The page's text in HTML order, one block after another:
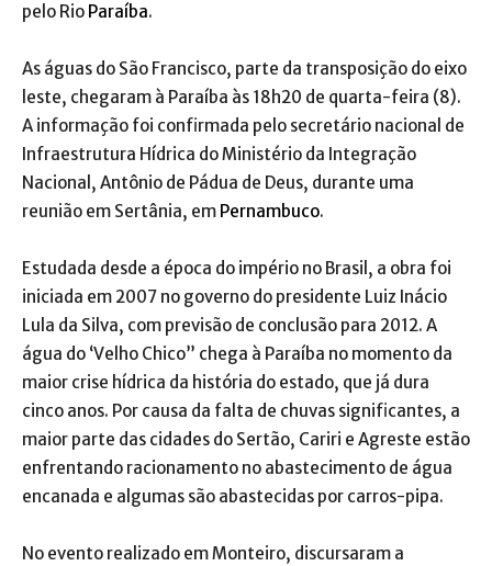
pelo Rio Paraíba.
As águas do São Francisco, parte da transposição do eixo
leste, chegaram à Paraíba às 18h20 de quarta-feira (8).
A informação foi confirmada pelo secretário nacional de
Infraestrutura Hídrica do Ministério da Integração
Nacional, Antônio de Pádua de Deus, durante uma
reunião em Sertânia, em Pernambuco.
Estudada desde a época do império no Brasil, a obra foi
iniciada em 2007 no governo do presidente Luiz Inácio
Lula da Silva, com previsão de conclusão para 2012. A
água do ‘Velho Chico” chega à Paraíba no momento da
maior crise hídrica da história do estado, que já dura
cinco anos. Por causa da falta de chuvas significantes, a
maior parte das cidades do Sertão, Cariri e Agreste estão
enfrentando racionamento no abastecimento de água
encanada e algumas são abastecidas por carros-pipa.
No evento realizado em Monteiro, discursaram a